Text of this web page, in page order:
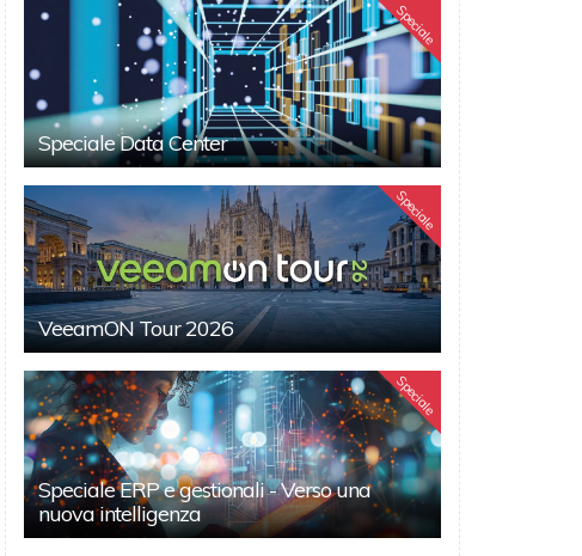
Speciale
Speciale Data Center
Speciale
VeeamON Tour 2026
Speciale
Speciale ERP e gestionali - Verso una
nuova intelligenza